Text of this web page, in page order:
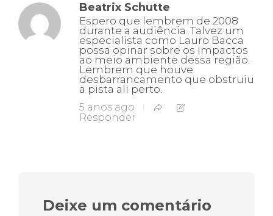
Beatrix Schutte
Espero que lembrem de 2008
durante a audiência. Talvez um
especialista como Lauro Bacca
possa opinar sobre os impactos
ao meio ambiente dessa região.
Lembrem que houve
desbarrancamento que obstruiu
a pista ali perto.
5 anos ago
Responder
Deixe um comentário